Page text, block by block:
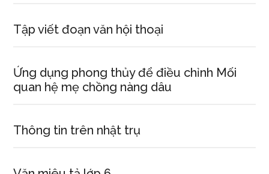
Tập viết đoạn văn hội thoại
Ứng dụng phong thủy để điều chỉnh Mối
quan hệ mẹ chồng nàng dâu
Thông tin trên nhật trụ